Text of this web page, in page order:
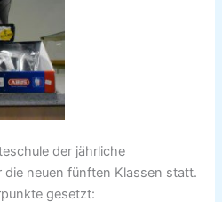
der jährliche
neuen fünften Klassen statt.
gesetzt: